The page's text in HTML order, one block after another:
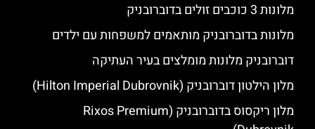
מלונות 3 כוכבים זולים בדוברובניק
מלונות בדוברובניק מותאמים למשפחות עם ילדים
דוברובניק מלונות מומלצים בעיר העתיקה
מלון הילטון דוברובניק (Hilton Imperial Dubrovnik)
מלון ריקסוס בדוברובניק (Rixos Premium